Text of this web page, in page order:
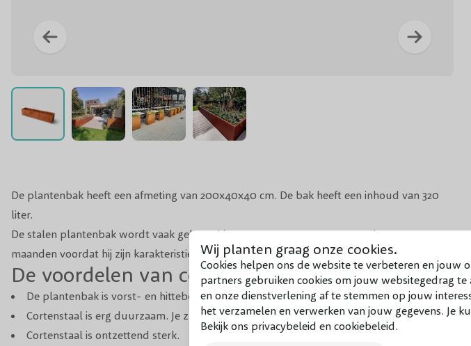
Wij planten graag onze cookies.
Cookies helpen ons de website te verbeteren en jouw
partners gebruiken cookies om jouw websitegedrag
en onze dienstverlening af te stemmen op jouw
het verzamelen en verwerken van jouw gegevens. Je
Bekijk ons privacybeleid en cookiebeleid.
De plantenbak heeft een afmeting van 200x40x40 cm. De bak heeft een inhoud van 320
liter.
De stalen plantenbak wordt vaak geleverd in een ongeroesten staat. Het duurt ongeveer 5
maanden voordat hij zijn karakteristieke roestbruine kleur heeft.
De voordelen van cortenstaal
De plantenbak is vorst- en hittebestendig
Cortenstaal is erg duurzaam. Je zult er dus jaren plezier van hebben!
Cortenstaal is ontzettend sterk.